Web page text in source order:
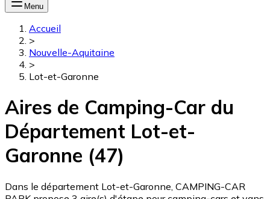
Menu
Accueil
>
Nouvelle-Aquitaine
>
Lot-et-Garonne
Aires de Camping-Car du
Département Lot-et-
Garonne (47)
Dans le département Lot-et-Garonne, CAMPING-CAR